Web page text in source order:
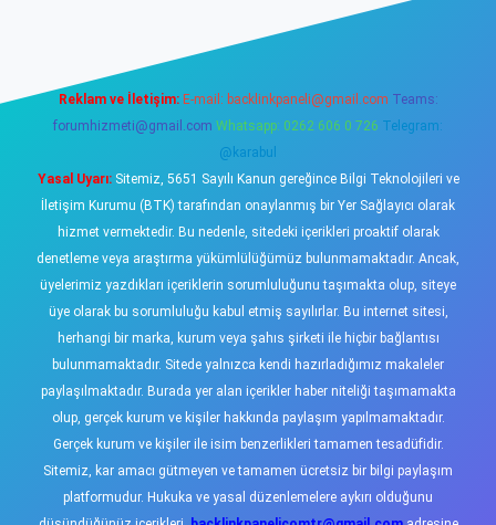
Reklam ve İletişim: E-mail: backlinkpaneli@gmail.com Teams:
forumhizmeti@gmail.com Whatsapp: 0262 606 0 726 Telegram:
@karabul
Yasal Uyarı:Sitemiz, 5651 Sayılı Kanun gereğince Bilgi Teknolojileri ve
İletişim Kurumu (BTK) tarafından onaylanmış bir Yer Sağlayıcı olarak
hizmet vermektedir. Bu nedenle, sitedeki içerikleri proaktif olarak
denetleme veya araştırma yükümlülüğümüz bulunmamaktadır. Ancak,
üyelerimiz yazdıkları içeriklerin sorumluluğunu taşımakta olup, siteye
üye olarak bu sorumluluğu kabul etmiş sayılırlar. Bu internet sitesi,
herhangi bir marka, kurum veya şahıs şirketi ile hiçbir bağlantısı
bulunmamaktadır. Sitede yalnızca kendi hazırladığımız makaleler
paylaşılmaktadır. Burada yer alan içerikler haber niteliği taşımamakta
olup, gerçek kurum ve kişiler hakkında paylaşım yapılmamaktadır.
Gerçek kurum ve kişiler ile isim benzerlikleri tamamen tesadüfidir.
Sitemiz, kar amacı gütmeyen ve tamamen ücretsiz bir bilgi paylaşım
platformudur. Hukuka ve yasal düzenlemelere aykırı olduğunu